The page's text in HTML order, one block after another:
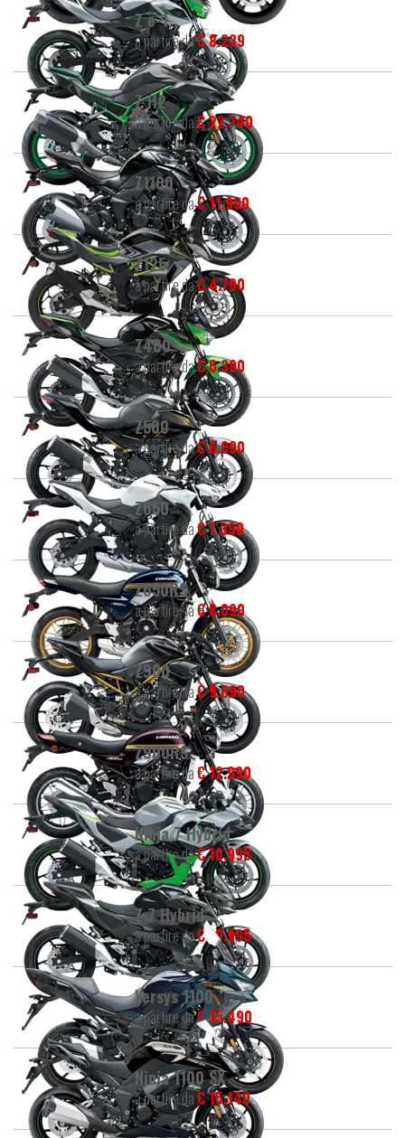
Z e-1
a partire da€ 8.239
Z H2
a partire da€ 22.740
Z1100
a partire da€ 11.990
Z125
a partire da€ 4.790
Z400
a partire da€ 6.390
Z500
a partire da€ 6.090
Z650
a partire da€ 7.390
Z650RS
a partire da€ 8.090
Z900
a partire da€ 9.690
Z900RS
a partire da€ 12.990
Ninja 7 Hybrid
a partire da€ 10.995
Z 7 Hybrid
a partire da€ 10.995
Versys 1100
a partire da€ 15.490
Ninja 1100 SX
a partire da€ 15.140